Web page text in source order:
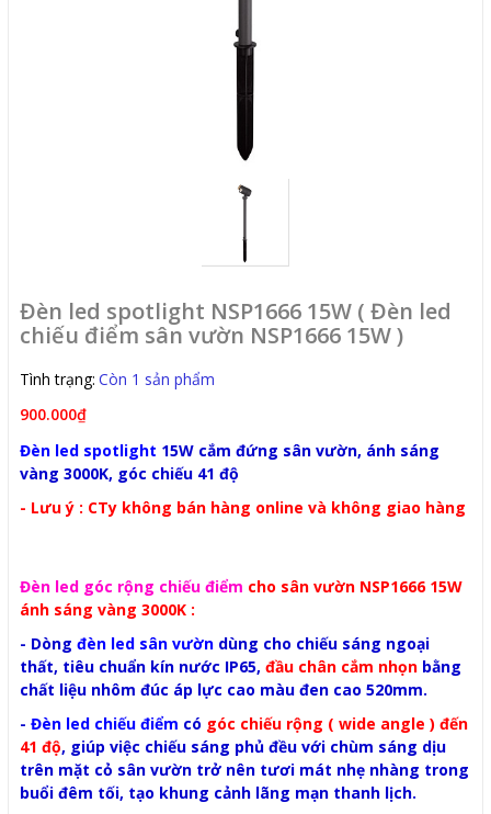
Đèn led spotlight NSP1666 15W ( Đèn led
chiếu điểm sân vườn NSP1666 15W )
Tình trạng: Còn 1 sản phẩm
900.000₫
Đèn led spotlight 15W cắm đứng sân vườn, ánh sáng
vàng 3000K, góc chiếu 41 độ
- Lưu ý : CTy không bán hàng online và không giao hàng
Đèn led góc rộng chiếu điểm cho sân vườn NSP1666 15W
ánh sáng vàng 3000K :
- Dòng đèn led sân vườn dùng cho chiếu sáng ngoại
thất, tiêu chuẩn kín nước IP65, đầu chân cắm nhọn bằng
chất liệu nhôm đúc áp lực cao màu đen cao 520mm.
- Đèn led chiếu điểm có góc chiếu rộng ( wide angle ) đến
41 độ, giúp việc chiếu sáng phủ đều với chùm sáng dịu
trên mặt cỏ sân vườn trở nên tươi mát nhẹ nhàng trong
buổi đêm tối, tạo khung cảnh lãng mạn thanh lịch.